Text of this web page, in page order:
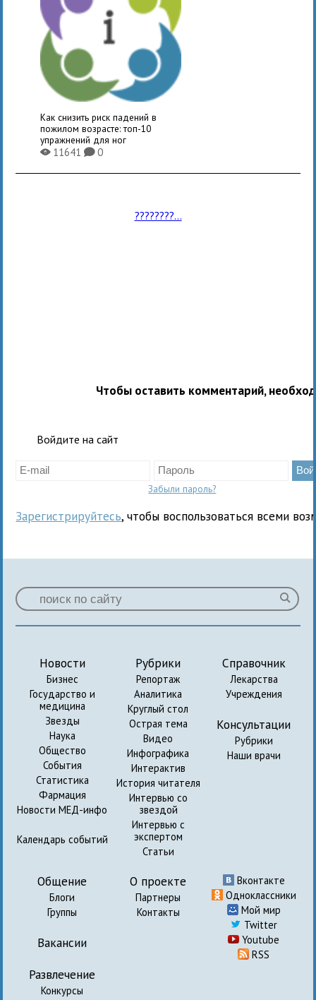
Как снизить риск падений в
пожилом возрасте: топ-10
упражнений для ног
X11641K0
????????...
Чтобы оставить комментарий,
Войдите на сайт
Забыли пароль?
Зарегистрируйтесь, чтобы воспользоваться всеми
Новости
Бизнес
Государство и
медицина
Звезды
Наука
Общество
События
Статистика
Фармация
Новости МЕД-инфо
Календарь событий
Рубрики
Репортаж
Аналитика
Круглый стол
Острая тема
Видео
Инфографика
Интерактив
История читателя
Интервью со
звездой
Интервью с
экспертом
Статьи
Справочник
Лекарства
Учреждения
Консультации
Рубрики
Наши врачи
Общение
Блоги
Группы
Вакансии
Развлечение
Конкурсы
О проекте
Партнеры
Контакты
Вконтакте
Одноклассники
Мой мир
Twitter
Youtube
RSS